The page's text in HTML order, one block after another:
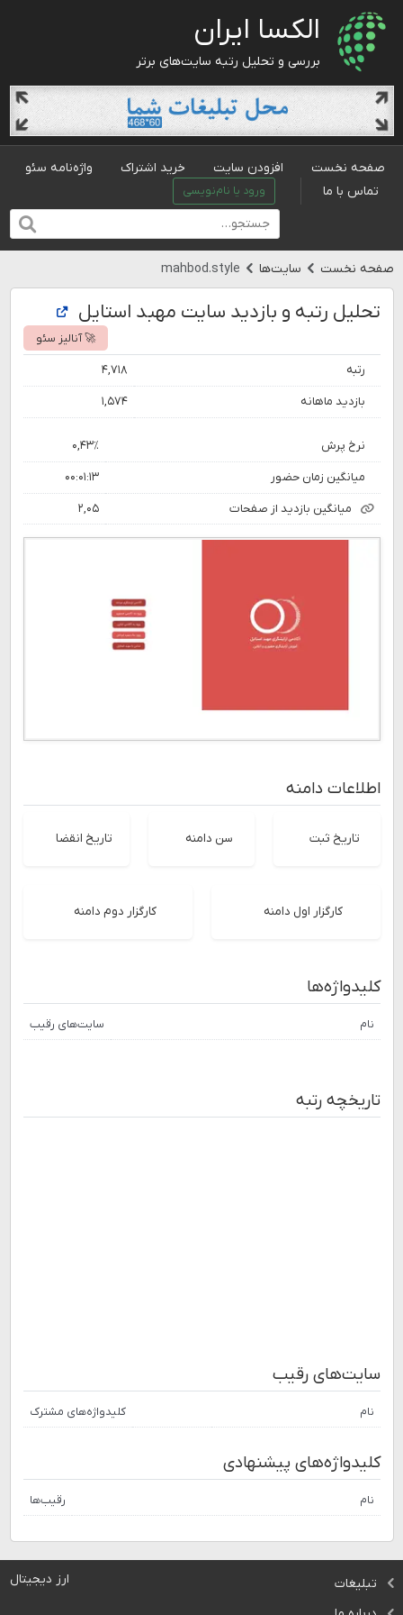
الکسا ایران
بررسی و تحلیل رتبه سایت‌های برتر
صفحه نخست افزودن سایت خرید اشتراک
واژه‌نامه سئو
تماس با ما
ورود یا نام‌نویسی
صفحه نخست سایت‌ها mahbod.style
تحلیل رتبه و بازدید سایت مهبد استایل
🚀 آنالیز سئو
رتبه ۴,۷۱۸
بازدید ماهانه ۱,۵۷۴
نرخ پرش ۰,۴۳٪
میانگین زمان حضور ۰۰:۰۱:۱۳
میانگین بازدید از صفحات ۲,۰۵
اطلاعات دامنه
تاریخ ثبت سن دامنه تاریخ انقضا
کارگزار اول دامنه کارگزار دوم دامنه
کلیدواژه‌ها
نام سایت‌های رقیب
تاریخچه رتبه
سایت‌های رقیب
نام کلیدواژه‌های مشترک
کلیدواژه‌های پیشنهادی
نام رقیب‌ها
ارز دیجیتال
تبلیغات